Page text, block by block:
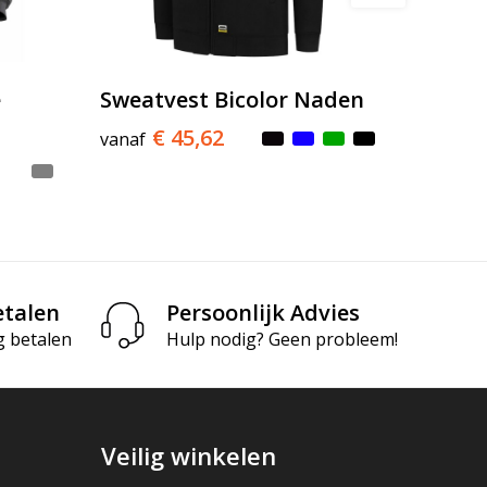
Sweatvest Bicolor Naden
vanaf € 45,62
betalen
Persoonlijk Advies
Hulp nodig? Geen probleem!
Veilig winkelen